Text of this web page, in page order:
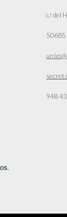
c/ del
50685
948